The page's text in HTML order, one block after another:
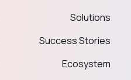
Solutions
Success Stories
Ecosystem